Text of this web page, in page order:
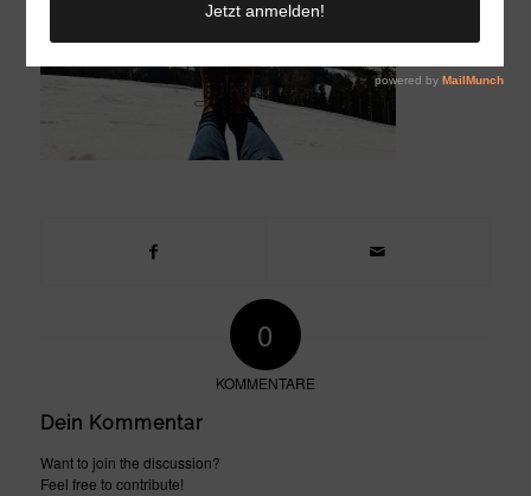
0
KOMMENTARE
Dein Kommentar
Want to join the discussion?
Feel free to contribute!